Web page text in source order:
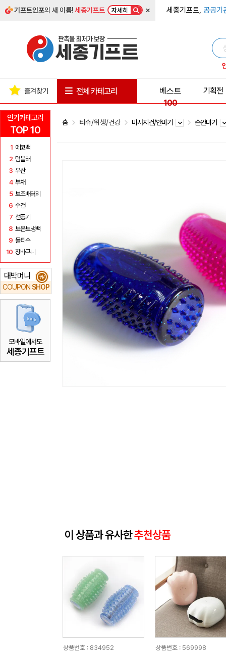
기프트인포의 새 이름!세종기프트 자세히 × 세종기프트, 공공기
인기카테고리
TOP 10
1 에코백
2 텀블러
3 우산
4 부채
5 보조배터리
6 수건
7 선풍기
8 보온보냉백
9 물티슈
10 장바구니
대박머니
COUPON SHOP
₩
모바일에서도
세종기프트
즐겨찾기 전체 카테고리
베스트
100
기획전
홈 티슈/위생/건강 마사지건/안마기 손안마기
이 상품과 유사한추천상품
상품번호 : 834952
상품번호 : 569998